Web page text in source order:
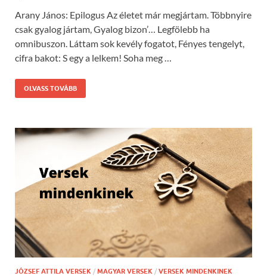
Arany János: Epilogus Az életet már megjártam. Többnyire
csak gyalog jártam, Gyalog bizon’… Legfölebb ha
omnibuszon. Láttam sok kevély fogatot, Fényes tengelyt,
cifra bakot: S egy a lelkem! Soha meg …
OLVASS TOVÁBB
JÓZSEF ATTILA VERSEK / MAGYAR VERSEK / VERSEK MINDENKINEK